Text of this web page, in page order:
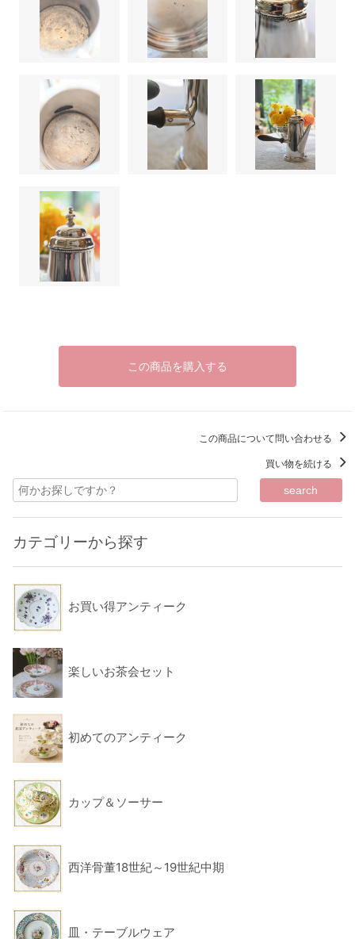
この商品を購入する
この商品について問い合わせる
買い物を続ける
カテゴリーから探す
お買い得アンティーク
楽しいお茶会セット
初めてのアンティーク
カップ＆ソーサー
西洋骨董18世紀～19世紀中期
皿・テーブルウェア